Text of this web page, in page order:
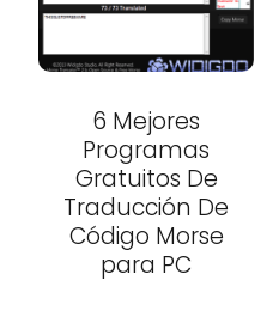
6 Mejores
Programas
Gratuitos De
Traducción De
Código Morse
para PC